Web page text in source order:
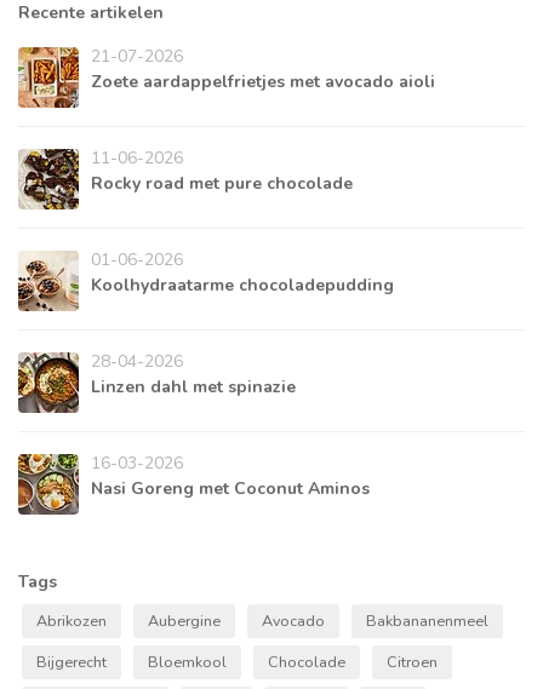
Recente artikelen
21-07-2026
Zoete aardappelfrietjes met avocado aioli
11-06-2026
Rocky road met pure chocolade
01-06-2026
Koolhydraatarme chocoladepudding
28-04-2026
Linzen dahl met spinazie
16-03-2026
Nasi Goreng met Coconut Aminos
Tags
Abrikozen Aubergine Avocado
Bakbananenmeel
Bijgerecht
Bloemkool Chocolade
Citroen